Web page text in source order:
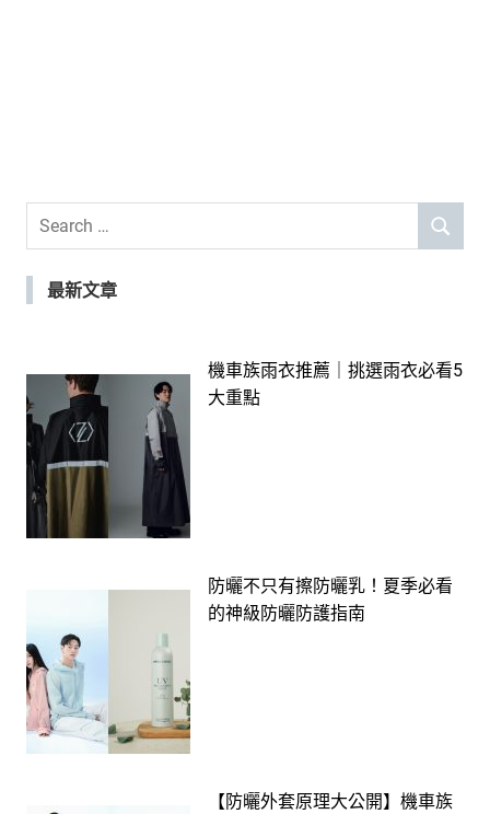
Search
SEARCH
最新文章
機車族雨衣推薦｜挑選雨衣必看5
大重點
防曬不只有擦防曬乳！夏季必看
的神級防曬防護指南
【防曬外套原理大公開】機車族